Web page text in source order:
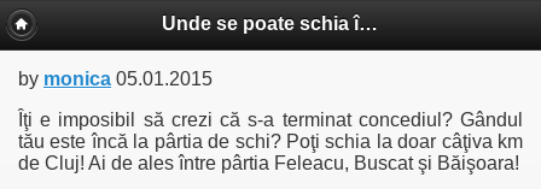
Unde se poate schia în Cluj
by monica 05.01.2015
Îţi e imposibil să crezi că s-a terminat concediul ? Gândul
tău este încă la pârtia de schi? Poţi schia la doar câţiva km
de Cluj! Ai de ales între pârtia Feleacu, Buscat şi Băişoara!